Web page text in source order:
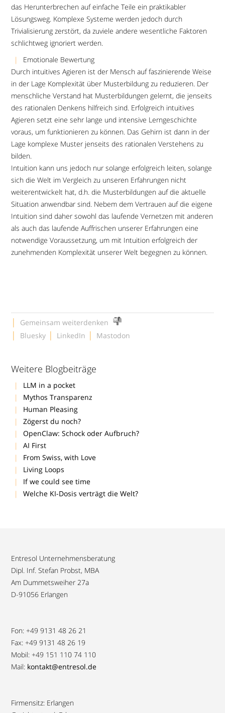
das Herunterbrechen auf einfache Teile ein praktikabler
Lösungsweg. Komplexe Systeme werden jedoch durch
Trivialisierung zerstört, da zuviele andere wesentliche Faktoren
schlichtweg ignoriert werden.
Emotionale Bewertung
Durch intuitives Agieren ist der Mensch auf faszinierende Weise
in der Lage Komplexität über Musterbildung zu reduzieren. Der
menschliche Verstand hat Musterbildungen gelernt, die jenseits
des rationalen Denkens hilfreich sind. Erfolgreich intuitives
Agieren setzt eine sehr lange und intensive Lerngeschichte
voraus, um funktionieren zu können. Das Gehirn ist dann in der
Lage komplexe Muster jenseits des rationalen Verstehens zu
bilden.
Intuition kann uns jedoch nur solange erfolgreich leiten, solange
sich die Welt im Vergleich zu unseren Erfahrungen nicht
weiterentwickelt hat, d.h. die Musterbildungen auf die aktuelle
Situation anwendbar sind. Nebem dem Vertrauen auf die eigene
Intuition sind daher sowohl das laufende Vernetzen mit anderen
als auch das laufende Auffrischen unserer Erfahrungen eine
notwendige Voraussetzung, um mit Intuition erfolgreich der
zunehmenden Komplexität unserer Welt begegnen zu können.
| Gemeinsam weiterdenken
| Bluesky | LinkedIn | Mastodon
Weitere Blogbeiträge
LLM in a pocket
Mythos Transparenz
Human Pleasing
Zögerst du noch?
OpenClaw: Schock oder Aufbruch?
AI First
From Swiss, with Love
Living Loops
If we could see time
Welche KI-Dosis verträgt die Welt?
Entresol Unternehmensberatung
Dipl. Inf. Stefan Probst, MBA
Am Dummetsweiher 27a
D-91056 Erlangen
Fon: +49 9131 48 26 21
Fax: +49 9131 48 26 19
Mobil: +49 151 110 74 110
Mail: kontakt@entresol.de
Firmensitz: Erlangen